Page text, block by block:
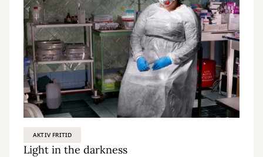
AKTIV FRITID
Light in the darkness